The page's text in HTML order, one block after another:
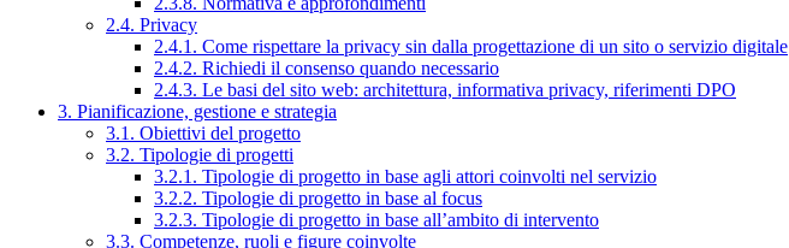
2.4. Privacy
2.4.1. Come rispettare la privacy sin dalla progettazione di un sito o servizio digitale
2.4.2. Richiedi il consenso quando necessario
2.4.3. Le basi del sito web: architettura, informativa privacy, riferimenti DPO
3. Pianificazione, gestione e strategia
3.1. Obiettivi del progetto
3.2. Tipologie di progetti
3.2.1. Tipologie di progetto in base agli attori coinvolti nel servizio
3.2.2. Tipologie di progetto in base al focus
3.2.3. Tipologie di progetto in base all’ambito di intervento
3.3. Competenze, ruoli e figure coinvolte